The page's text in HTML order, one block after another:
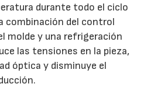
durante todo el ciclo
combinación del control
molde y una refrigeración
las tensiones en la pieza,
óptica y disminuye el